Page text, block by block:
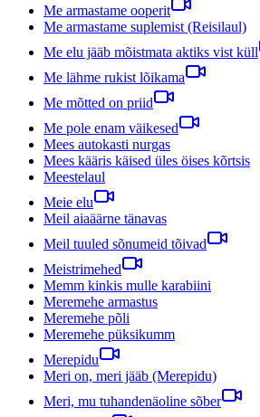
Me armastame ooperit
Me armastame suplemist (Reisilaul)
Me elu jääb mõistmata aktiks vist küll
Me lähme rukist lõikama
Me mõtted on priid
Me pole enam väikesed
Mees autokasti nurgas
Mees kääris käised üles öises kõrtsis
Meestelaul
Meie elu
Meil aiaäärne tänavas
Meil tuuled sõnumeid tõivad
Meistrimehed
Memm kinkis mulle karabiini
Meremehe armastus
Meremehe põli
Meremehe püksikumm
Merepidu
Meri on, meri jääb (Merepidu)
Meri, mu tuhandenäoline sõber